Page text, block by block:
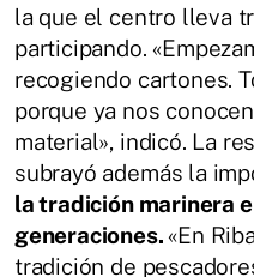
la que el centro lleva
participando.
recogiendo cartones.
porque ya nos
material», indicó. La
subrayó además la
la tradición marinera
generaciones.«En
tradición de